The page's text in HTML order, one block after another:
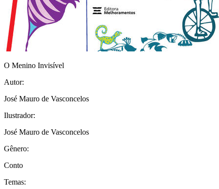
O Menino Invisível
Autor:
José Mauro de Vasconcelos
Ilustrador:
José Mauro de Vasconcelos
Gênero:
Conto
Temas: